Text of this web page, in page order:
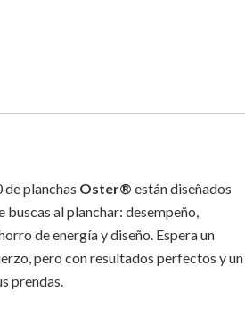
de planchas Oster® están diseñados
al planchar: desempeño,
de energía y diseño. Espera un
pero con resultados perfectos y un
prendas.